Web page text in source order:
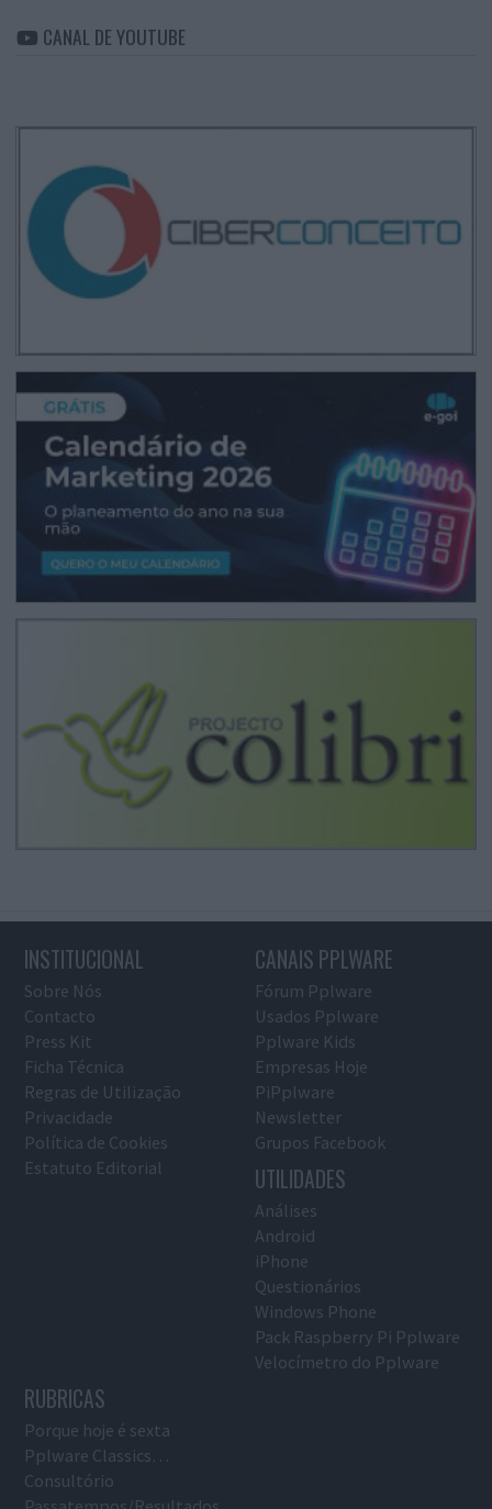
CANAL DE YOUTUBE
INSTITUCIONAL
Sobre Nós
Contacto
Press Kit
Ficha Técnica
Regras de Utilização
Privacidade
Política de Cookies
Estatuto Editorial
CANAIS PPLWARE
Fórum Pplware
Usados Pplware
Pplware Kids
Empresas Hoje
PiPplware
Newsletter
Grupos Facebook
UTILIDADES
Análises
Android
iPhone
Questionários
Windows Phone
Pack Raspberry Pi Pplware
Velocímetro do Pplware
RUBRICAS
Porque hoje é sexta
Pplware Classics…
Consultório